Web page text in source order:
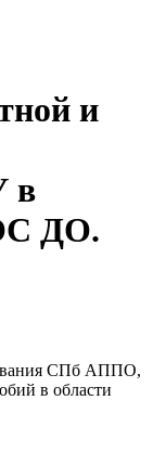
и
в
ДО.
СПб АППО,
в области